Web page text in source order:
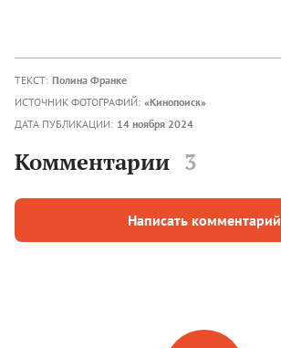
ТЕКСТ: Полина Франке
ИСТОЧНИК ФОТОГРАФИЙ: «Кинопоиск»
ДАТА ПУБЛИКАЦИИ: 14 ноября 2024
Комментарии 3
Написать комментарий